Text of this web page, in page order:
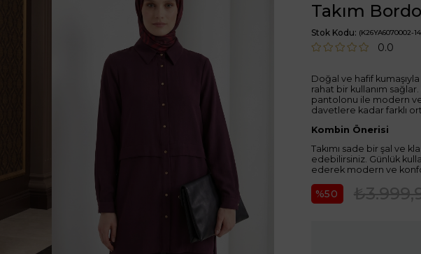
Takım
Stok Kodu (K26YA6070002-
0.0
Doğal ve hafif
rahat bir kullanım
pantolonu ile modern
davetlere kadar farklı
Kombin Önerisi
Takımı sade bir şal ve
edebilirsiniz. Günlük
ederek modern ve
50